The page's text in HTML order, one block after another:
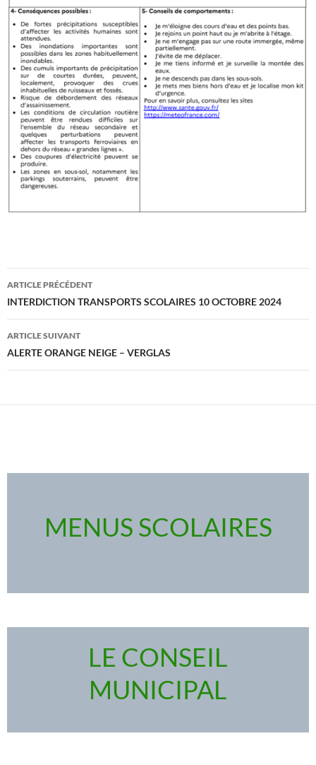
Navigation
des
articles
ARTICLE PRÉCÉDENT
INTERDICTION TRANSPORTS SCOLAIRES 10 OCTOBRE 2024
ARTICLE SUIVANT
ALERTE ORANGE NEIGE – VERGLAS
MENUS SCOLAIRES
LE CONSEIL
MUNICIPAL